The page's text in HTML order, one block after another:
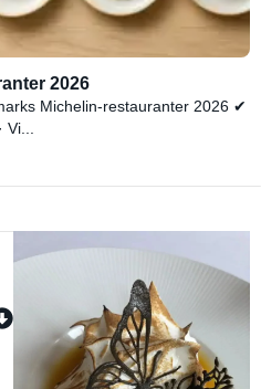
2026
Michelin-restauranter 2026 ✔